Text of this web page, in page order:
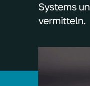
Systems
vermitteln.